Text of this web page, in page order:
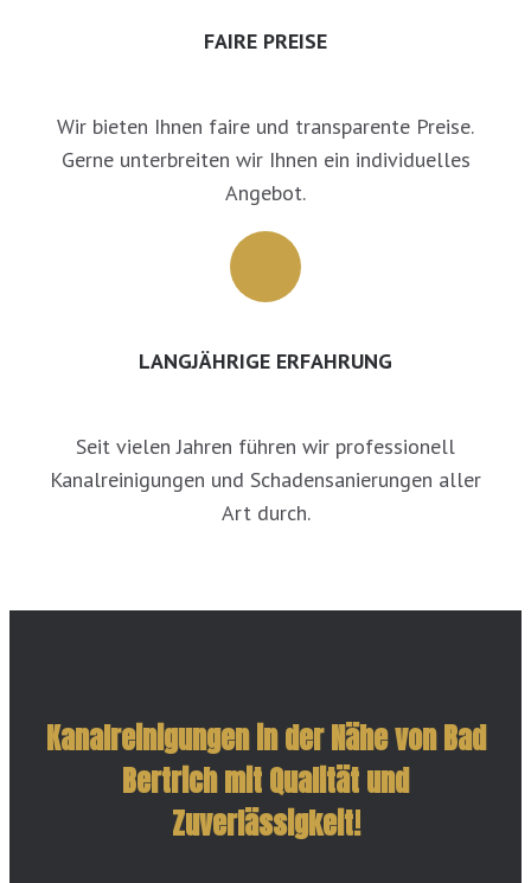
FAIRE PREISE
Wir bieten Ihnen faire und transparente Preise.
Gerne unterbreiten wir Ihnen ein individuelles
Angebot.
LANGJÄHRIGE ERFAHRUNG
Seit vielen Jahren führen wir professionell
Kanalreinigungen und Schadensanierungen aller
Art durch.
Kanalreinigungen in der Nähe von Bad
Bertrich mit Qualität und
Zuverlässigkeit!